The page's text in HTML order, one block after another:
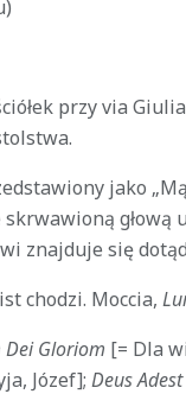
przy via
jako
znajduje się
chodzi. Moccia,
Gloriom [= Dla
Józef]; Deus Adest